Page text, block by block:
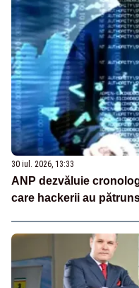
30 iul. 2026, 13:33
ANP dezvăluie
care hackerii au